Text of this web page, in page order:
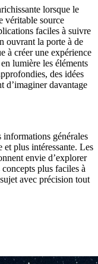
lorsque le
véritable source
faciles à suivre
ouvrant la porte à de
à créer une expérience
lumière les éléments
des idées
d’imaginer davantage
informations générales
et plus intéressante. Les
envie d’explorer
plus faciles à
avec précision tout